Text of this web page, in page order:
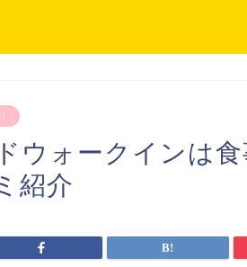
ウォークインは
紹介